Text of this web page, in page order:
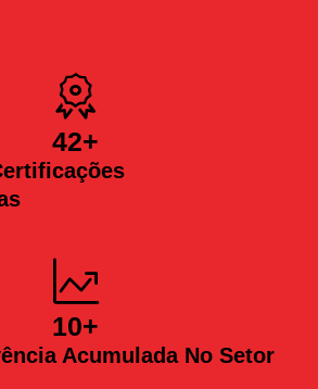
42+
Acumulada No Setor
10+